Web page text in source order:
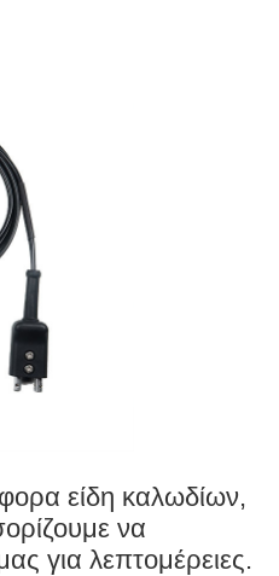
είδη καλωδίων,
να
για λεπτομέρειες.